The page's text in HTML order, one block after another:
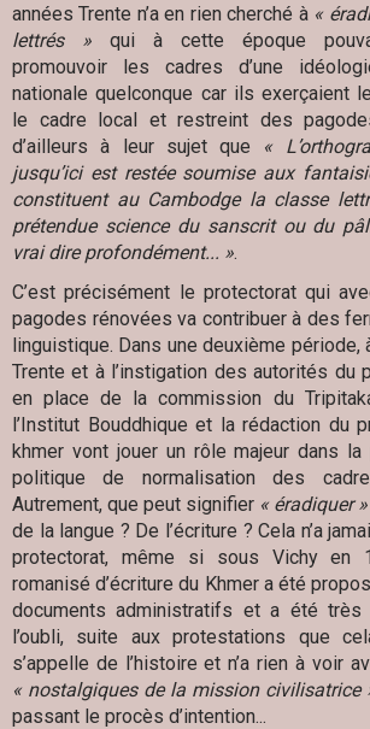
années Trente n’a en rien cherché à «
lettrés » qui à cette époque
promouvoir les cadres d’une
nationale quelconque car ils exerçaient
le cadre local et restreint des
d’ailleurs à leur sujet que «
jusqu’ici est restée soumise aux
constituent au Cambodge la classe
prétendue science du sanscrit ou du
vrai dire profondément... ».
C’est précisément le protectorat qui
pagodes rénovées va contribuer à des
linguistique. Dans une deuxième période,
Trente et à l’instigation des autorités du
en place de la commission du
l’Institut Bouddhique et la rédaction du
khmer vont jouer un rôle majeur dans la
politique de normalisation des
Autrement, que peut signifier « éradiquer »
de la langue ? De l’écriture ? Cela n’a
protectorat, même si sous Vichy en
romanisé d’écriture du Khmer a été
documents administratifs et a été très
l’oubli, suite aux protestations que
s’appelle de l’histoire et n’a rien à voir
« nostalgiques de la mission civilisatrice
passant le procès d’intention...